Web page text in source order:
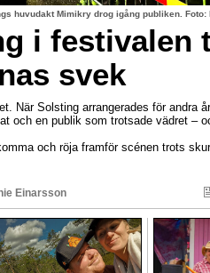
huvudakt Mimikry drog igång publiken.
i festivalen
svek
När Solsting arrangerades för andra
och en publik som trotsade vädret –
och röja framför scénen trots
Einarsson